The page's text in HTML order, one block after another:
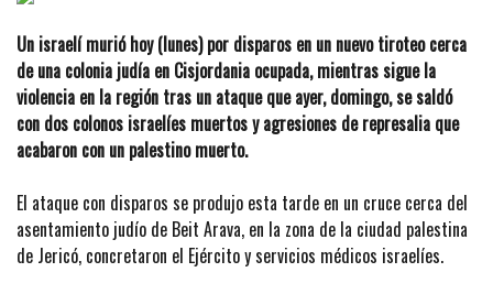
Un israelí murió hoy (lunes) por disparos en un nuevo tiroteo cerca
de una colonia judía en Cisjordania ocupada, mientras sigue la
violencia en la región tras un ataque que ayer, domingo, se saldó
con dos colonos israelíes muertos y agresiones de represalia que
acabaron con un palestino muerto.
El ataque con disparos se produjo esta tarde en un cruce cerca del
asentamiento judío de Beit Arava, en la zona de la ciudad palestina
de Jericó, concretaron el Ejército y servicios médicos israelíes.